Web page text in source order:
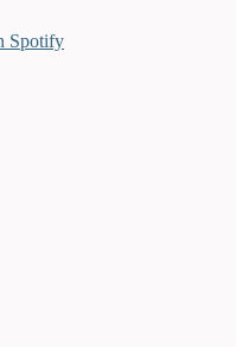
Spotify